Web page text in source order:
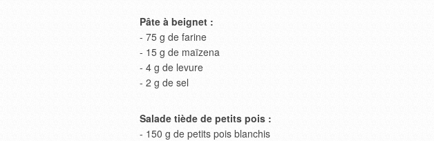
Pâte à beignet :
- 75 g de farine
- 15 g de maïzena
- 4 g de levure
- 2 g de sel
Salade tiède de petits pois :
- 150 g de petits pois blanchis